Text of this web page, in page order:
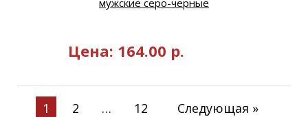
Цена: 164.00 р.
1 2 … 12 Следующая »